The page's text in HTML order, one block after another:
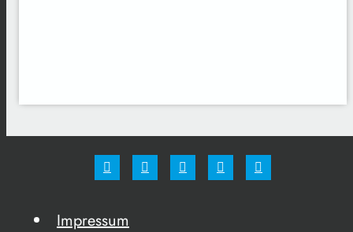
Impressum